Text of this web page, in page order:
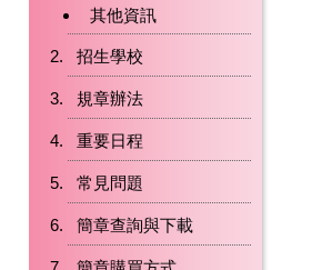
其他資訊
招生學校
規章辦法
重要日程
常見問題
簡章查詢與下載